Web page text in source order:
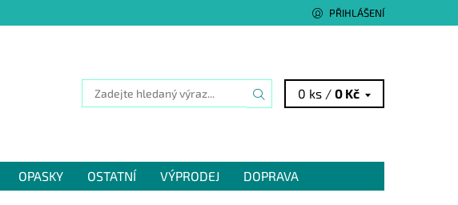
PŘIHLÁŠENÍ
0 ks /0 Kč
OPASKY OSTATNÍ VÝPRODEJ
DOPRAVA